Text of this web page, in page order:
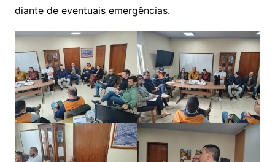
diante de eventuais emergências.